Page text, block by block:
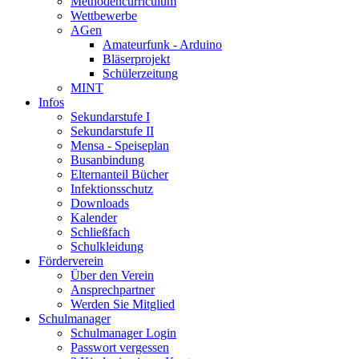
Wettbewerbe
AGen
Amateurfunk - Arduino
Bläserprojekt
Schülerzeitung
MINT
Infos
Sekundarstufe I
Sekundarstufe II
Mensa - Speiseplan
Busanbindung
Elternanteil Bücher
Infektionsschutz
Downloads
Kalender
Schließfach
Schulkleidung
Förderverein
Über den Verein
Ansprechpartner
Werden Sie Mitglied
Schulmanager
Schulmanager Login
Passwort vergessen